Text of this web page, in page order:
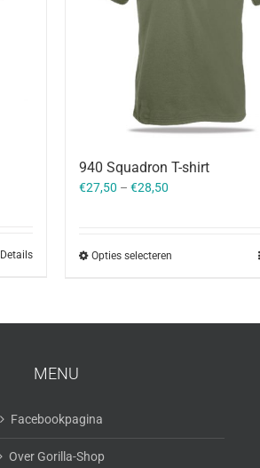
Details
940 Squadron T-shirt
€27,50 – €28,50
Opties selecteren
MENU
Facebookpagina
Over Gorilla-Shop